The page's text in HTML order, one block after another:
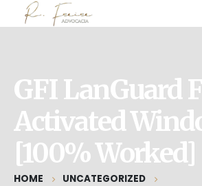
GFI LanGuard
Activated
[100% Worked]
HOME
UNCATEGORIZED